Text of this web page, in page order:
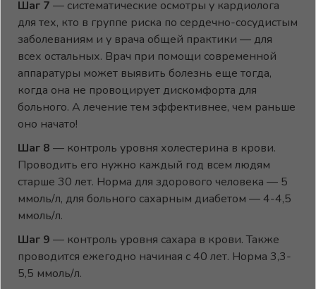
Шаг 7 — систематические осмотры у кардиолога
для тех, кто в группе риска по сердечно-сосудистым
заболеваниям и у врача общей практики — для
всех остальных. Врач при помощи современной
аппаратуры может выявить болезнь еще тогда,
когда она не провоцирует дискомфорта для
больного. А лечение тем эффективнее, чем раньше
оно начато!
Шаг 8 — контроль уровня холестерина в крови.
Проводить его нужно каждый год всем людям
старше 30 лет. Норма для здорового человека — 5
ммоль/л, для больного сахарным диабетом — 4-4,5
ммоль/л.
Шаг 9 — контроль уровня сахара в крови. Также
проводится ежегодно начиная с 40 лет. Норма 3,3-
5,5 ммоль/л.